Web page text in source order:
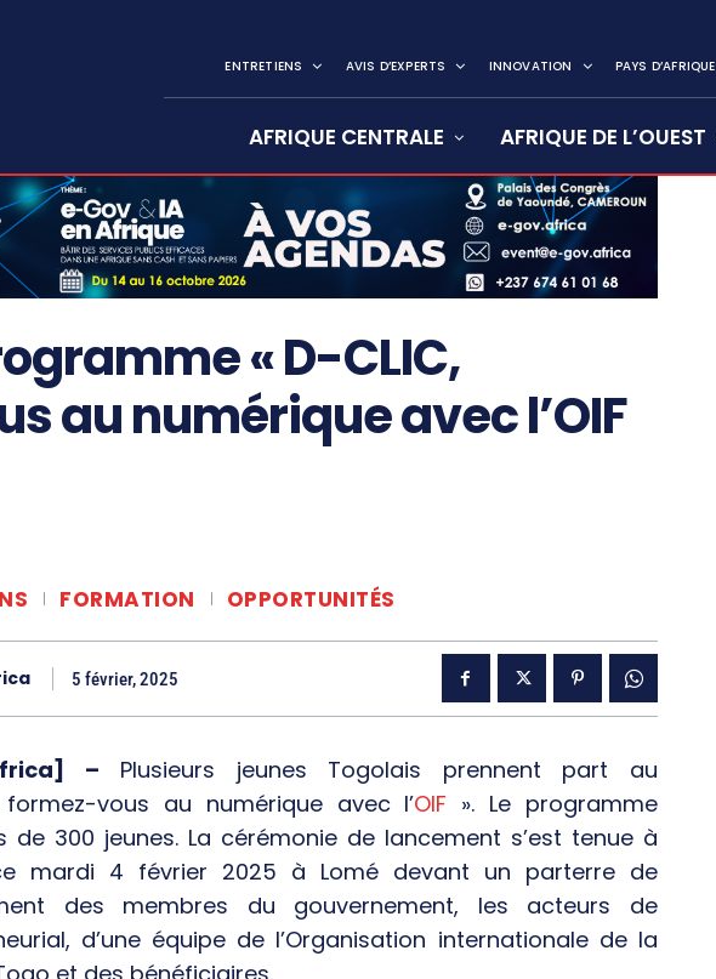
ENTRETIENS AVIS D’EXPERTS INNOVATION PAYS D’AFRIQUE
AFRIQUE CENTRALE AFRIQUE DE L’OUEST
« D-CLIC,
au numérique avec l’OIF
FORMATION OPPORTUNITÉS
5 février, 2025
– Plusieurs jeunes Togolais prennent part au
vous au numérique avec l’OIF ». Le programme
300 jeunes. La cérémonie de lancement s’est tenue à
mardi 4 février 2025 à Lomé devant un parterre de
des membres du gouvernement, les acteurs de
d’une équipe de l’Organisation internationale de la